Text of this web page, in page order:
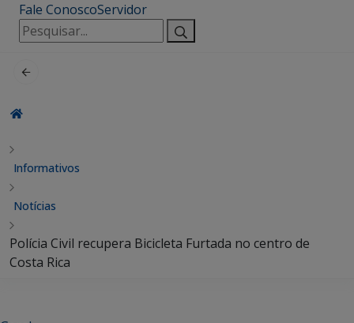
Fale ConoscoServidor
Pesquisar
por:
Informativos
Notícias
Polícia Civil recupera Bicicleta Furtada no centro de
Costa Rica